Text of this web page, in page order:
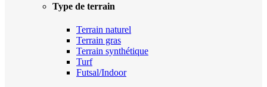
Type de terrain
Terrain naturel
Terrain gras
Terrain synthétique
Turf
Futsal/Indoor